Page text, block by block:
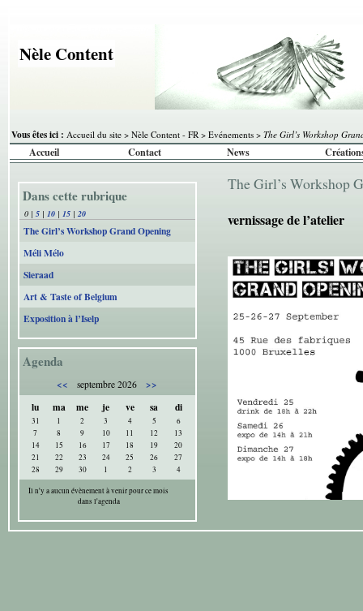
Nèle Content
Vous êtes ici : Accueil du site > Nèle Content - FR > Evénements > The Girl’s Workshop
Accueil Contact News
Dans cette rubrique
0 | 5 | 10 | 15 | 20
The Girl’s Workshop Grand Opening
Méli Mélo
Sieraad
Art & Taste of Belgium
Exposition à l’Iselp
Agenda
<< septembre 2026
>>
lu
ma me je ve sa di
31 1 2 3 4 5
6
7
8 9 10 11 12
13
14
15 16 17 18 19
20
21
22 23 24 25 26
27
28
29 30 1 2 3
4
Il n'y a aucun évènement à venir pour ce mois
dans l'agenda
The Girl’s Workshop
vernissage de l’atelier